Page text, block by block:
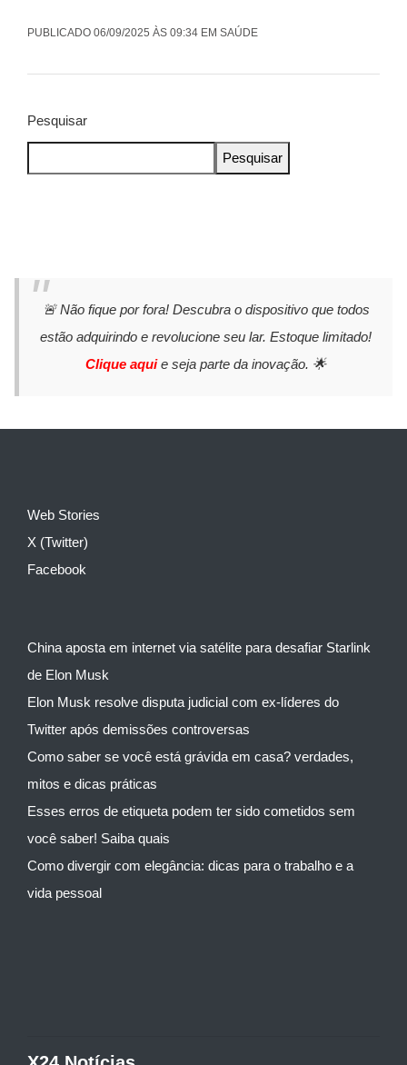
PUBLICADO 06/09/2025 ÀS 09:34 EM SAÚDE
Pesquisar
Pesquisar
🚨 Não fique por fora! Descubra o dispositivo que todos
estão adquirindo e revolucione seu lar. Estoque limitado!
Clique aquie seja parte da inovação. 🌟
Web Stories
X (Twitter)
Facebook
China aposta em internet via satélite para desafiar Starlink
de Elon Musk
Elon Musk resolve disputa judicial com ex-líderes do
Twitter após demissões controversas
Como saber se você está grávida em casa? verdades,
mitos e dicas práticas
Esses erros de etiqueta podem ter sido cometidos sem
você saber! Saiba quais
Como divergir com elegância: dicas para o trabalho e a
vida pessoal